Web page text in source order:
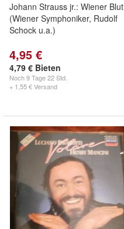
Johann Strauss jr.: Wiener Blut
(Wiener Symphoniker, Rudolf
Schock u.a.)
4,95 €
4,79 € Bieten
Noch9 Tage 22 Std.
+ 1,55 € Versand